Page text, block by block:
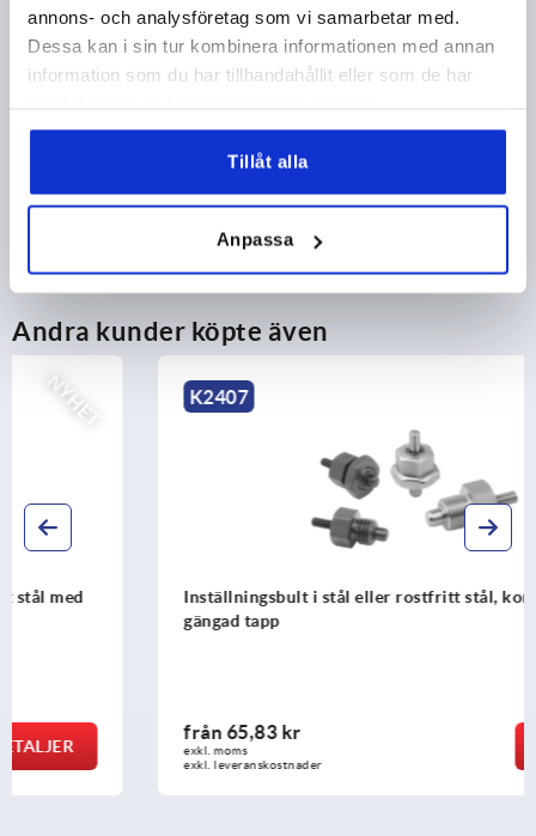
annons- och analysföretag som vi samarbetar med.
Dessa kan i sin tur kombinera informationen med annan
information som du har tillhandahållit eller som de har
Tillåt alla
Anpassa
Form C med skruvhål utan glidskyddsplatta
PRODUKTDETALJER
Andra kunder köpte även
K2407
Inställningsbult i stål eller rostfritt stål, kort version, med
från65,83 kr
exkl. moms
exkl. leveranskostnader